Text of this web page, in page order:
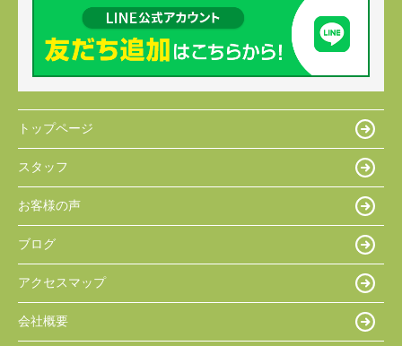
トップページ
スタッフ
お客様の声
ブログ
アクセスマップ
会社概要